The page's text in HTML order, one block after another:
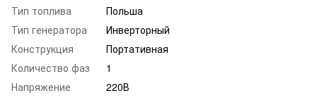
Тип топлива
Польша
Тип генератора
Инверторный
Конструкция
Портативная
Количество фаз
1
Напряжение
220В